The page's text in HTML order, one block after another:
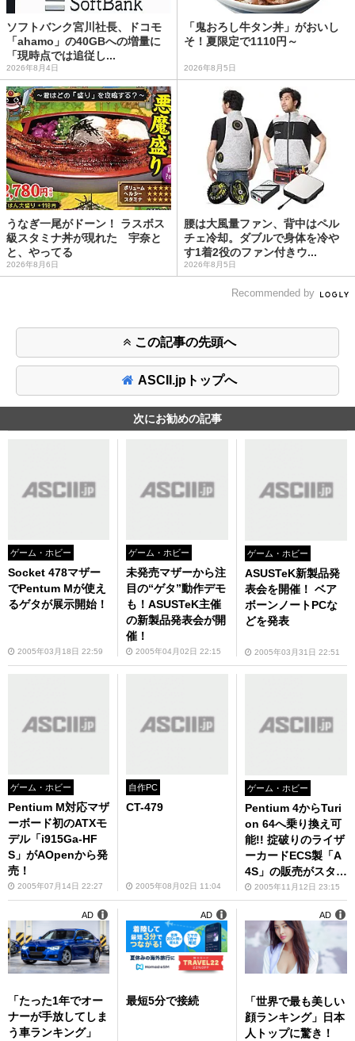
ソフトバンク宮川社長、ドコモ
「ahamo」の40GBへの増量に
「現時点では追従し...
2026年8月4日
「鬼おろし牛タン丼」がおいし
そ！夏限定で1110円～
2026年8月5日
うなぎ一尾がドーン！ ラスボス
級スタミナ丼が現れた 宇奈と
と、やってる
2026年8月6日
腰は大風量ファン、背中はペル
チェ冷却。ダブルで身体を冷や
す1着2役のファン付きウ...
2026年8月5日
Recommended by
この記事の先頭へ
ASCII.jpトップへ
次にお勧めの記事
ゲーム・ホビー
Socket 478マザー
でPentum Mが使え
るゲタが展示開始！
2005年03月18日 22:59
ゲーム・ホビー
未発売マザーから注
目の“ゲタ”動作デモ
も！ASUSTeK主催
の新製品発表会が開
催！
2005年04月02日 22:15
ゲーム・ホビー
ASUSTeK新製品発
表会を開催！ ベア
ボーンノートPCな
どを発表
2005年03月31日 22:51
ゲーム・ホビー
Pentium M対応マザ
ーボード初のATXモ
デル「i915Ga-HF
S」がAOpenから発
売！
2005年07月14日 22:27
自作PC
CT-479
2005年08月02日 11:04
ゲーム・ホビー
Pentium 4からTuri
on 64へ乗り換え可
能!! 掟破りのライザ
ーカードECS製「A
4S」の販売がスター
ト!!2005年11月12日 23:15
「たった1年でオー
ナーが手放してしま
う車ランキング」
AD
最短5分で接続
AD
「世界で最も美しい
顔ランキング」日本
人トップに驚き！
AD